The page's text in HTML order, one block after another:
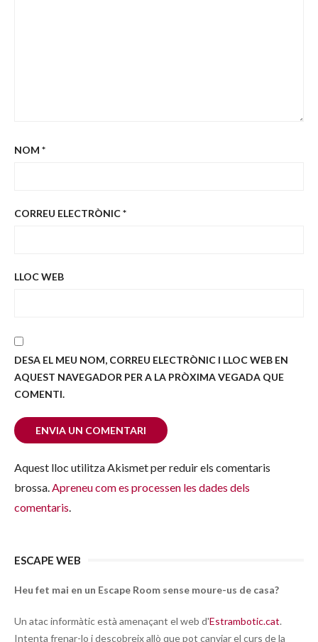
NOM *
CORREU ELECTRÒNIC*
LLOC WEB
DESA EL MEU NOM, CORREU ELECTRÒNIC I LLOC WEB EN
AQUEST NAVEGADOR PER A LA PRÒXIMA VEGADA QUE
COMENTI.
Aquest lloc utilitza Akismet per reduir els comentaris
brossa. Apreneu com es processen les dades dels
comentaris
ESCAPE WEB
Heu fet mai en un Escape Room sense moure-us de casa?
Un atac informàtic està amenaçant el web d'Estrambotic.cat.
Intenta frenar-lo i descobreix allò que pot canviar el curs de la